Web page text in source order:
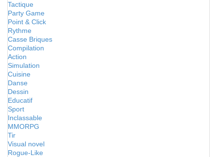
Tactique
Party Game
Point & Click
Rythme
Casse Briques
Compilation
Action
Simulation
Cuisine
Danse
Dessin
Educatif
Sport
Inclassable
MMORPG
Tir
Visual novel
Rogue-Like